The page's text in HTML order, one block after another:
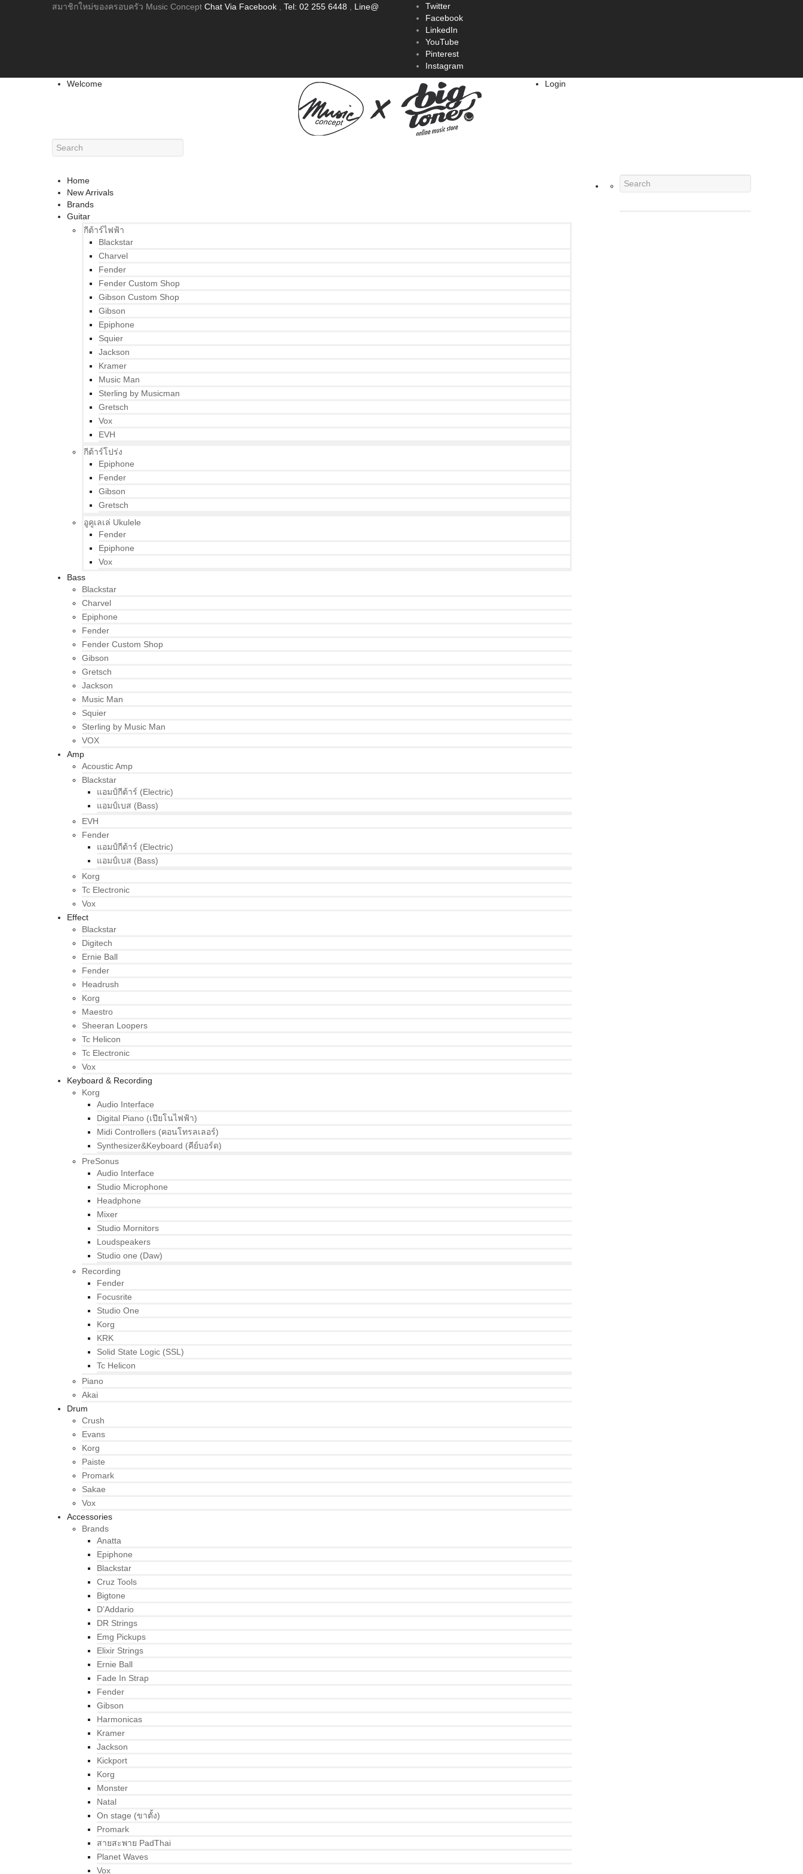
สมาชิกใหม่ของครอบครัว Music Concept Chat Via Facebook Tel: 02 255 6448 Line@
Twitter
Facebook
LinkedIn
YouTube
Pinterest
Instagram
Welcome
Login
Home
New Arrivals
Brands
Guitar
กีต้าร์ไฟฟ้า
Blackstar
Charvel
Fender
Fender Custom Shop
Gibson Custom Shop
Gibson
Epiphone
Squier
Jackson
Kramer
Music Man
Sterling by Musicman
Gretsch
Vox
EVH
กีต้าร์โปร่ง
Epiphone
Fender
Gibson
Gretsch
อูคูเลเล่ Ukulele
Fender
Epiphone
Vox
Bass
Blackstar
Charvel
Epiphone
Fender
Fender Custom Shop
Gibson
Gretsch
Jackson
Music Man
Squier
Sterling by Music Man
VOX
Amp
Acoustic Amp
Blackstar
แอมป์กีต้าร์ (Electric)
แอมป์เบส (Bass)
EVH
Fender
แอมป์กีต้าร์ (Electric)
แอมป์เบส (Bass)
Korg
Tc Electronic
Vox
Effect
Blackstar
Digitech
Ernie Ball
Fender
Headrush
Korg
Maestro
Sheeran Loopers
Tc Helicon
Tc Electronic
Vox
Keyboard & Recording
Korg
Audio Interface
Digital Piano (เปียโนไฟฟ้า)
Midi Controllers (คอนโทรลเลอร์)
Synthesizer&Keyboard (คีย์บอร์ด)
PreSonus
Audio Interface
Studio Microphone
Headphone
Mixer
Studio Mornitors
Loudspeakers
Studio one (Daw)
Recording
Fender
Focusrite
Studio One
Korg
KRK
Solid State Logic (SSL)
Tc Helicon
Piano
Akai
Drum
Crush
Evans
Korg
Paiste
Promark
Sakae
Vox
Accessories
Brands
Anatta
Epiphone
Blackstar
Cruz Tools
Bigtone
D’Addario
DR Strings
Emg Pickups
Elixir Strings
Ernie Ball
Fade In Strap
Fender
Gibson
Harmonicas
Kramer
Jackson
Kickport
Korg
Monster
Natal
On stage (ขาตั้ง)
Promark
สายสะพาย PadThai
Planet Waves
Vox